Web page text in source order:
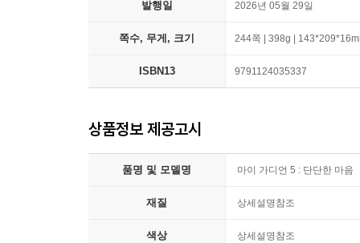
발행일 2026년 05월 29일
쪽수, 무게, 크기 244쪽 | 398g |
ISBN13 9791124035337
상품정보 제공고시
품명 및 모델명 마이 가디언 5 : 단단한 마음
재질 상세설명참조
색상 상세설명참조